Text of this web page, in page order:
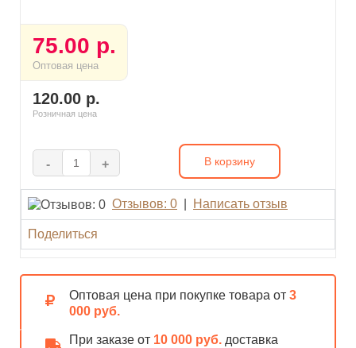
75.00 р.
Оптовая цена
120.00 р.
Розничная цена
- + В корзину
Отзывов: 0 Написать отзыв
Поделиться
Оптовая цена при покупке товара от 3
000 руб.
При заказе от 10 000 руб. доставка